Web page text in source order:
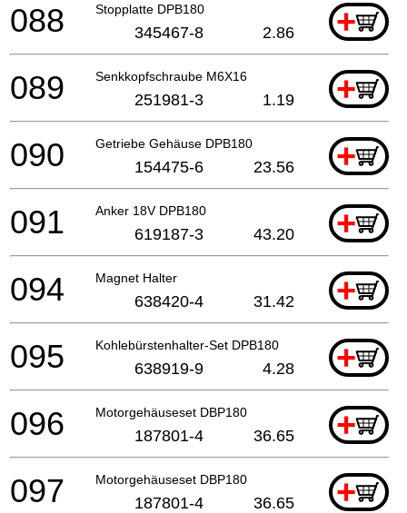
Stopplatte DPB180 +
088 345467-8 2.86
Senkkopfschraube M6X16 +
089 251981-3 1.19
Getriebe Gehäuse DPB180 +
090 154475-6 23.56
Anker 18V DPB180 +
091 619187-3 43.20
Magnet Halter +
094 638420-4 31.42
Kohlebürstenhalter-Set DPB180 +
095 638919-9 4.28
Motorgehäuseset DBP180 +
096 187801-4 36.65
Motorgehäuseset DBP180 +
097 187801-4 36.65